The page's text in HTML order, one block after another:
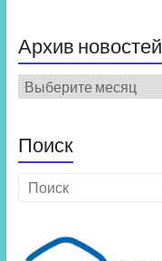
Архив новостей
Архив
новостей
Поиск